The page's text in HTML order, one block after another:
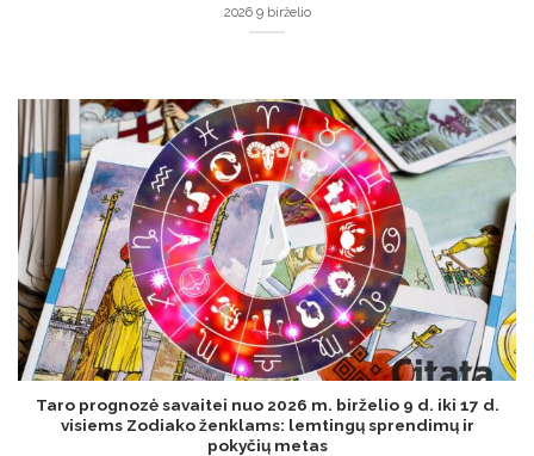
2026 9 birželio
Taro prognozė savaitei nuo 2026 m. birželio 9 d. iki 17 d.
visiems Zodiako ženklams: lemtingų sprendimų ir
pokyčių metas